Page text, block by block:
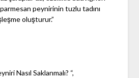
peynirinin tuzlu tadını
oluşturur.”
Nasıl Saklanmalı? “,